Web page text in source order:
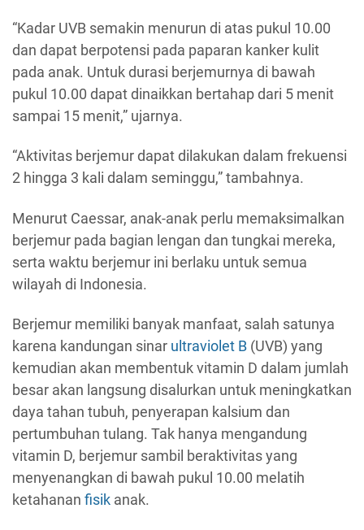
“Kadar UVB semakin menurun di atas pukul 10.00
dan dapat berpotensi pada paparan kanker kulit
pada anak. Untuk durasi berjemurnya di bawah
pukul 10.00 dapat dinaikkan bertahap dari 5 menit
sampai 15 menit,” ujarnya.
“Aktivitas berjemur dapat dilakukan dalam frekuensi
2 hingga 3 kali dalam seminggu,” tambahnya.
Menurut Caessar, anak-anak perlu memaksimalkan
berjemur pada bagian lengan dan tungkai mereka,
serta waktu berjemur ini berlaku untuk semua
wilayah di Indonesia.
Berjemur memiliki banyak manfaat, salah satunya
karena kandungan sinar ultraviolet B (UVB) yang
kemudian akan membentuk vitamin D dalam jumlah
besar akan langsung disalurkan untuk meningkatkan
daya tahan tubuh, penyerapan kalsium dan
pertumbuhan tulang. Tak hanya mengandung
vitamin D, berjemur sambil beraktivitas yang
menyenangkan di bawah pukul 10.00 melatih
ketahanan fisik anak.